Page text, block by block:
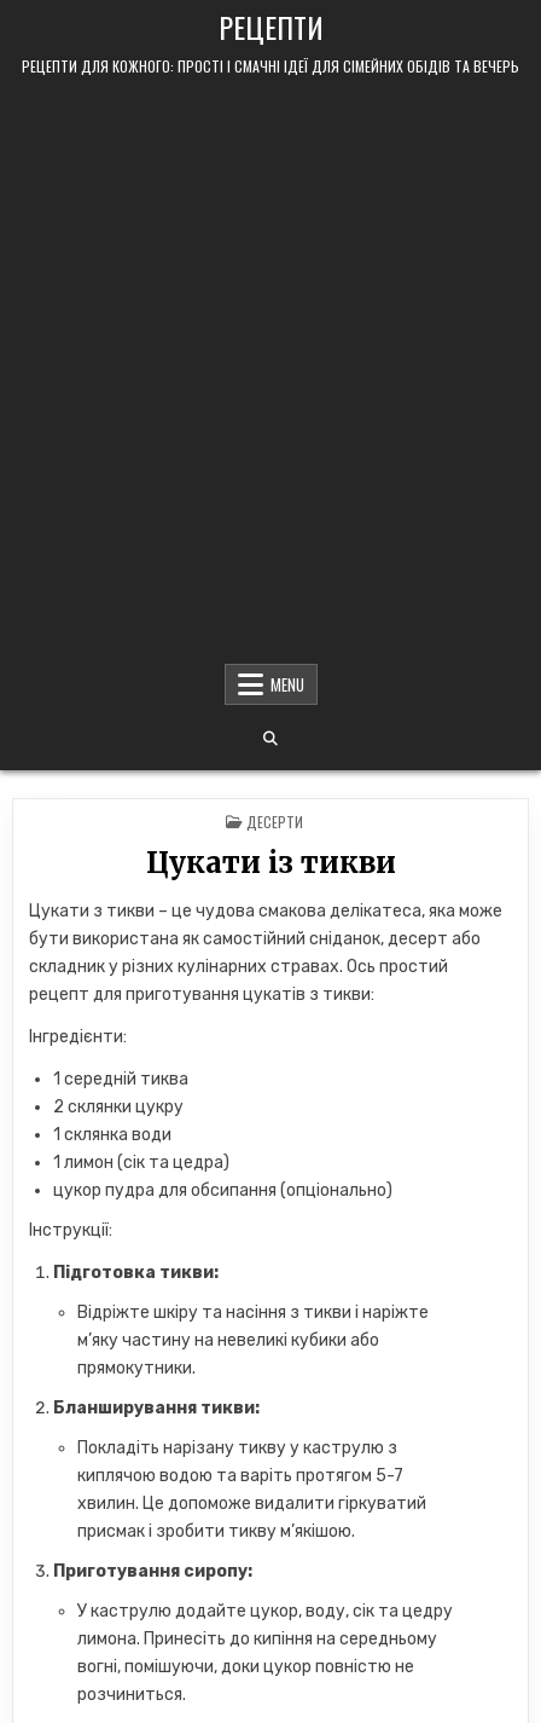
content
РЕЦЕПТИ
РЕЦЕПТИ ДЛЯ КОЖНОГО: ПРОСТІ І СМАЧНІ ІДЕЇ ДЛЯ СІМЕЙНИХ ОБІДІВ ТА ВЕЧЕРЬ
MENU
POSTED
IN
ДЕСЕРТИ
Цукати із тикви
Цукати з тикви – це чудова смакова делікатеса, яка може
бути використана як самостійний сніданок, десерт або
складник у різних кулінарних стравах. Ось простий
рецепт для приготування цукатів з тикви:
Інгредієнти:
1 середній тиква
2 склянки цукру
1 склянка води
1 лимон (сік та цедра)
цукор пудра для обсипання (опціонально)
Інструкції:
Підготовка тикви:
Відріжте шкіру та насіння з тикви і наріжте
м’яку частину на невеликі кубики або
прямокутники.
Бланширування тикви:
Покладіть нарізану тикву у каструлю з
киплячою водою та варіть протягом 5-7
хвилин. Це допоможе видалити гіркуватий
присмак і зробити тикву м’якішою.
Приготування сиропу:
У каструлю додайте цукор, воду, сік та цедру
лимона. Принесіть до кипіння на середньому
вогні, помішуючи, доки цукор повністю не
розчиниться.